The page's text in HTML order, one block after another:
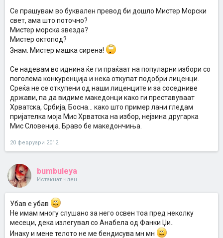
Се прашувам во буквален превод би дошло Мистер Морски
свет, ама што поточно?
Мистер морска ѕвезда?
Мистер октопод?
Знам. Мистер машка сирена!
Се надевам во иднина ќе ги праќаат на популарни избори со
поголема конкуренција и нека откупат подобри лиценци.
Среќа не се откупени од наши лиценците и за соседниве
држави, па да видиме македонци како ги преставуваат
Хрватска, Србија, Босна... како што пример лани гледам
пријателка моја Мис Хрватска на избор, нејзина другарка
Мис Словенија. Браво бе македончиња.
20 февруари 2012
bumbuleya
Истакнат член
Убав е убав
Не имам многу слушано за него освен тоа пред неколку
месеци, дека излегувал со Анабела од Фанки Џи..
Инаку и мене телото не ме бендисува мн мн